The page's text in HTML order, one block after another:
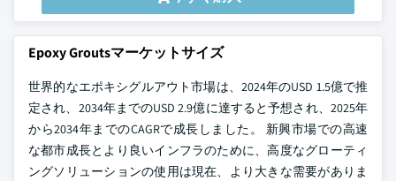
Epoxy Groutsマーケットサイズ
世界的なエポキシグルアウト市場は、2024年のUSD 1.5億で推
定され、2034年までのUSD 2.9億に達すると予想され、2025年
から2034年までのCAGRで成長しました。 新興市場での高速
な都市成長とより良いインフラのために、高度なグローティ
ングソリューションの使用は現在、より大きな需要がありま